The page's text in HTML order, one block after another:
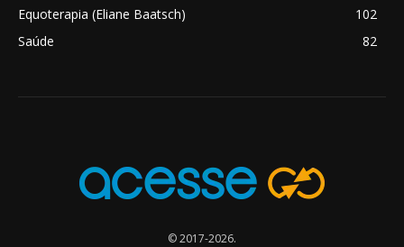
Equoterapia (Eliane Baatsch)
102
Saúde
82
© 2017-2026.